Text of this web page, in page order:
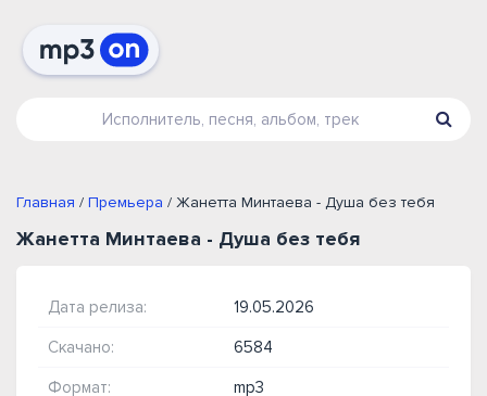
Главная / Премьера / Жанетта Минтаева - Душа без тебя
Жанетта Минтаева - Душа без тебя
Дата релиза: 19.05.2026
Скачано: 6584
Формат: mp3